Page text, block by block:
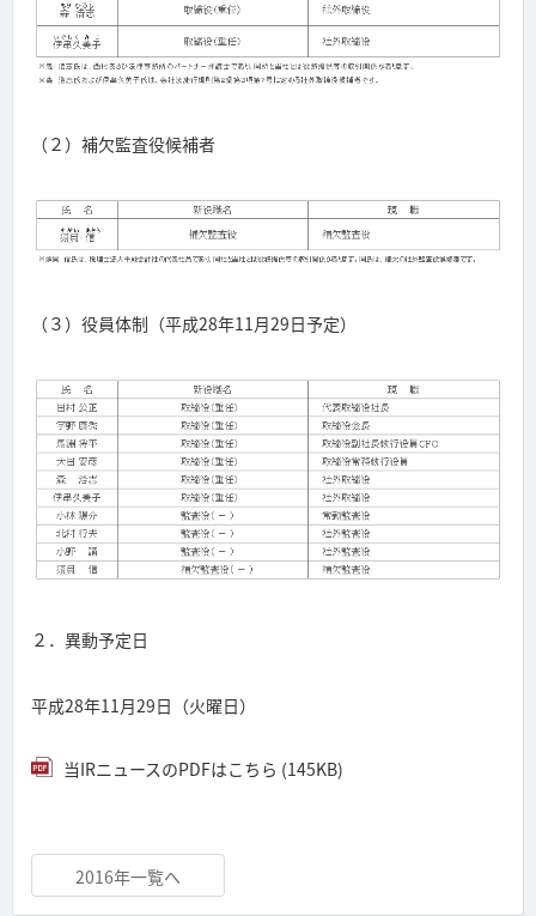
（２）補欠監査役候補者
（３）役員体制（平成28年11月29日予定）
２．異動予定日
平成28年11月29日（火曜日）
当IRニュースのPDFはこちら (145KB)
2016年一覧へ